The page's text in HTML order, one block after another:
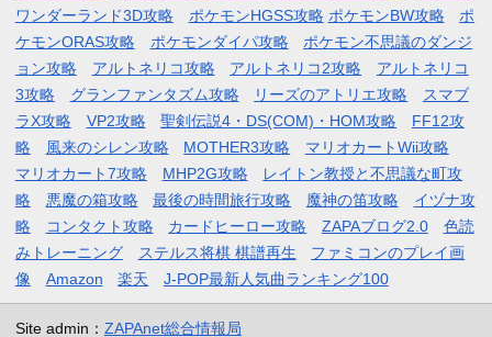
ワンダーランド3D攻略
ポケモンHGSS攻略 ポケモンBW攻略
ポ
ケモンORAS攻略
ポケモンダイパ攻略
ポケモン不思議のダンジ
ョン攻略
アルトネリコ攻略 アルトネリコ2攻略
アルトネリコ
3攻略
グランファンタズム攻略 リーズのアトリエ攻略
スマブ
ラX攻略
VP2攻略 聖剣伝説4・DS(COM)・HOM攻略
FF12攻
略
風来のシレン攻略 MOTHER3攻略
マリオカートWii攻略
マリオカート7攻略
MHP2G攻略
レイトン教授と不思議な町攻
略
悪魔の箱攻略 最後の時間旅行攻略 魔神の笛攻略
イヅナ攻
略
コンタクト攻略 カードヒーロー攻略 ZAPAブログ2.0
色読
みトレーニング
ステルス将棋 棋譜再生
ファミコンのプレイ画
像
Amazon 楽天 J-POP最新人気曲ランキング100
Site admin： ZAPAnet総合情報局